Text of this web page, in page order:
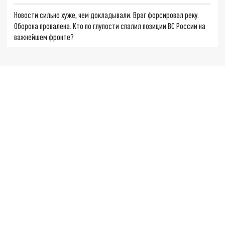
Новости сильно хуже, чем докладывали. Враг форсировал реку.
Оборона провалена. Кто по глупости спалил позиции ВС России на
важнейшем фронте?